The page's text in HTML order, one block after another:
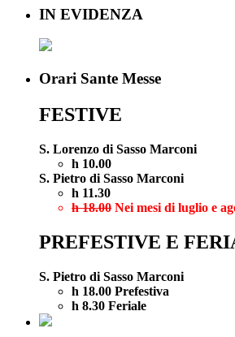
IN EVIDENZA
Orari Sante Messe
FESTIVE
S. Lorenzo di Sasso Marconi
h 10.00
S. Pietro di Sasso Marconi
h 11.30
h 18.00 Nei mesi di luglio e
PREFESTIVE E
S. Pietro di Sasso Marconi
h 18.00 Prefestiva
h 8.30 Feriale